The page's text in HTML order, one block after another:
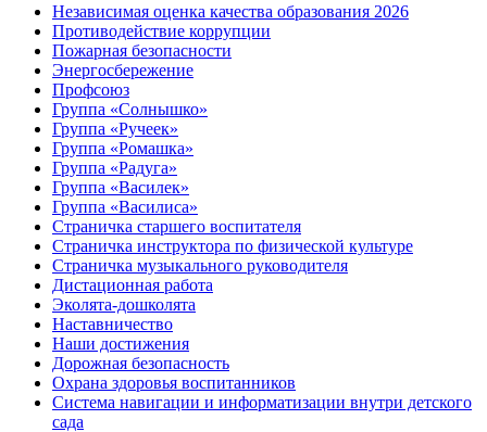
Независимая оценка качества образования 2026
Противодействие коррупции
Пожарная безопасности
Энергосбережение
Профсоюз
Группа «Солнышко»
Группа «Ручеек»
Группа «Ромашка»
Группа «Радуга»
Группа «Василек»
Группа «Василиса»
Страничка старшего воспитателя
Страничка инструктора по физической культуре
Страничка музыкального руководителя
Дистационная работа
Эколята-дошколята
Наставничество
Наши достижения
Дорожная безопасность
Охрана здоровья воспитанников
Система навигации и информатизации внутри детского
сада